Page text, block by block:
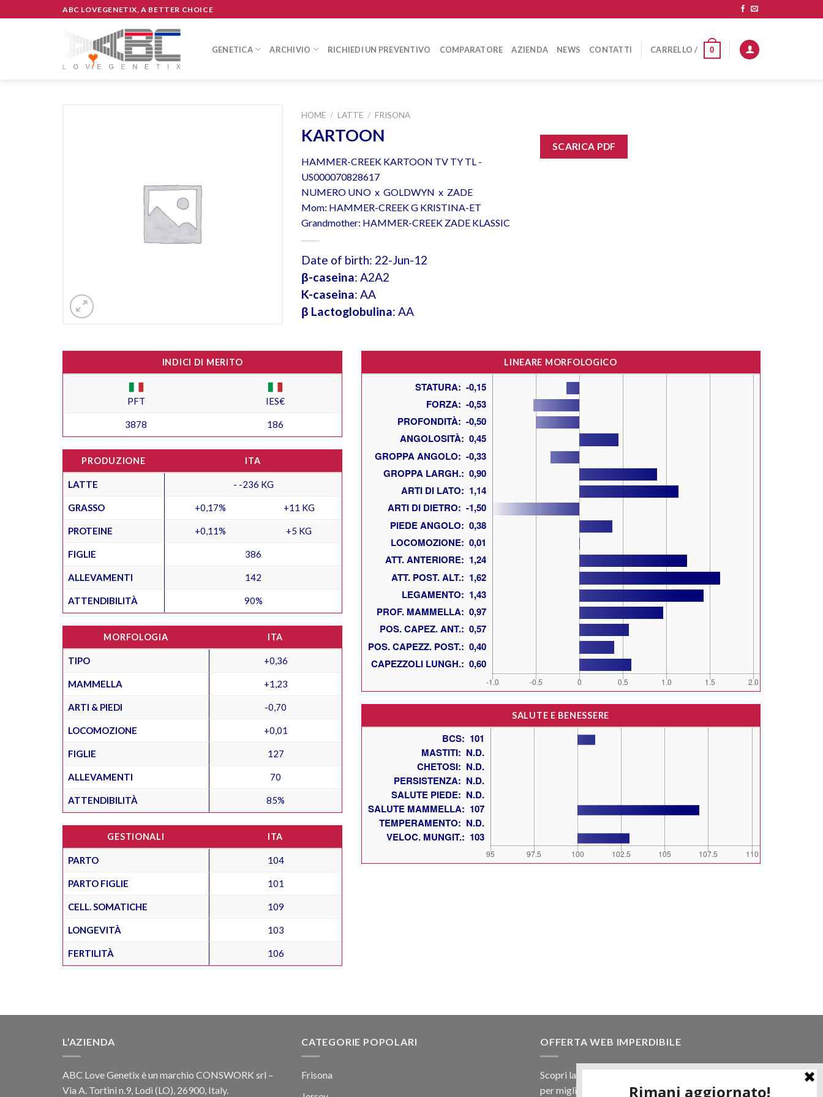
to
ABC LOVEGENETIX, A BETTER CHOICE
GENETICA ARCHIVIO RICHIEDI UN PREVENTIVO COMPARATORE AZIENDA NEWS CONTATTI CARRELLO / 0
HOME / LATTE / FRISONA
KARTOON
HAMMER-CREEK KARTOON TV TY TL -
US000070828617
NUMERO UNO x GOLDWYN x ZADE
Mom: HAMMER-CREEK G KRISTINA-ET
Grandmother: HAMMER-CREEK ZADE KLASSIC
Date of birth: 22-Jun-12
β-caseina: A2A2
K-caseina: AA
β Lactoglobulina: AA
SCARICA PDF
INDICI DI MERITO
PFT IES€
3878 186
PRODUZIONE ITA
LATTE - -236 KG
GRASSO +0,17% +11 KG
PROTEINE +0,11% +5 KG
FIGLIE 386
ALLEVAMENTI 142
ATTENDIBILITÀ 90%
MORFOLOGIA ITA
TIPO +0,36
MAMMELLA +1,23
ARTI & PIEDI -0,70
LOCOMOZIONE +0,01
FIGLIE 127
ALLEVAMENTI 70
ATTENDIBILITÀ 85%
GESTIONALI ITA
PARTO 104
PARTO FIGLIE 101
CELL. SOMATICHE 109
LONGEVITÀ 103
FERTILITÀ 106
LINEARE MORFOLOGICO
SALUTE E BENESSERE
L’AZIENDA
ABC Love Genetix è un marchio CONSWORK srl –
Via A. Tortini n.9, Lodi (LO), 26900, Italy.
CATEGORIE POPOLARI
Frisona
OFFERTA WEB IMPERDIBILE
Scopri la nostra offerta web! Un prezzo mai visto,
per migliaia di prodotti.